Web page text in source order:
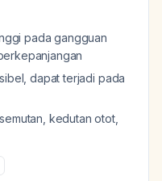
pada gangguan
dapat terjadi pada
kedutan otot,